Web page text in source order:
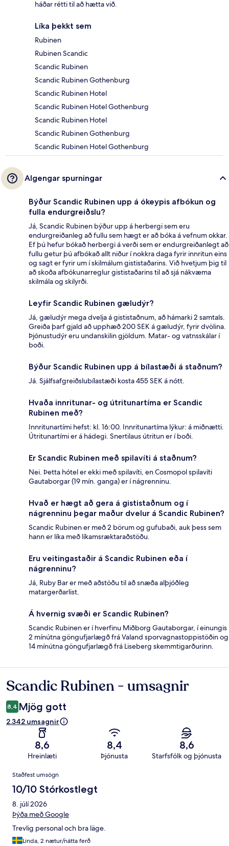
háðar rétti til að hætta við.
Líka þekkt sem
Rubinen
Rubinen Scandic
Scandic Rubinen
Scandic Rubinen Gothenburg
Scandic Rubinen Hotel
Scandic Rubinen Hotel Gothenburg
Scandic Rubinen Hotel
Scandic Rubinen Gothenburg
Scandic Rubinen Hotel Gothenburg
Algengar spurningar
Býður Scandic Rubinen upp á ókeypis afbókun og
fulla endurgreiðslu?
Já, Scandic Rubinen býður upp á herbergi sem eru
endurgreiðanleg að fullu sem hægt er að bóka á vefnum okkar.
Ef þú hefur bókað herbergi á verði sem er endurgreiðanlegt að
fullu getur þú afbókað allt niður í nokkra daga fyrir innritun eins
og sagt er fyrir um í skilmálum gististaðarins. Við hvetjum þig til
að skoða afbókunarreglur gististaðarins til að sjá nákvæma
skilmála og skilyrði.
Leyfir Scandic Rubinen gæludýr?
Já, gæludýr mega dvelja á gististaðnum, að hámarki 2 samtals.
Greiða þarf gjald að upphæð 200 SEK á gæludýr, fyrir dvölina.
Þjónustudýr eru undanskilin gjöldum. Matar- og vatnsskálar í
boði.
Býður Scandic Rubinen upp á bílastæði á staðnum?
Já. Sjálfsafgreiðslubílastæði kosta 455 SEK á nótt.
Hvaða innritunar- og útritunartíma er Scandic
Rubinen með?
Innritunartími hefst: kl. 16:00. Innritunartíma lýkur: á miðnætti.
Útritunartími er á hádegi. Snertilaus útritun er í boði.
Er Scandic Rubinen með spilavíti á staðnum?
Nei. Þetta hótel er ekki með spilavíti, en Cosmopol spilavíti
Gautaborgar (19 mín. ganga) er í nágrenninu.
Hvað er hægt að gera á gististaðnum og í
nágrenninu þegar maður dvelur á Scandic Rubinen?
Scandic Rubinen er með 2 börum og gufubaði, auk þess sem
hann er líka með líkamsræktaraðstöðu.
Eru veitingastaðir á Scandic Rubinen eða í
nágrenninu?
Já, Ruby Bar er með aðstöðu til að snæða alþjóðleg
matargerðarlist.
Á hvernig svæði er Scandic Rubinen?
Scandic Rubinen er í hverfinu Miðborg Gautaborgar, í einungis
2 mínútna göngufjarlægð frá Valand sporvagnastoppistöðin og
14 mínútna göngufjarlægð frá Liseberg skemmtigarðurinn.
Umsagnir
Scandic Rubinen - umsagnir
8,4 Mjög gott
2.342 umsagnir
8,6
Hreinlæti
8,4
Þjónusta
8,6
Starfsfólk og þjónusta
Umsagnir
Staðfest umsögn
10/10 Stórkostlegt
8. júlí 2026
Þýða með Google
Trevlig personal och bra läge.
Linda, 2 nætur/nátta ferð